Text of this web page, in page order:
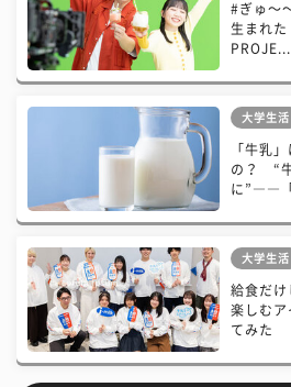
#ぎゅ〜
生まれ
PROJE...
大学生活
「牛乳
の？ “
に”――「
大学生活
給食だ
楽しむア
てみた